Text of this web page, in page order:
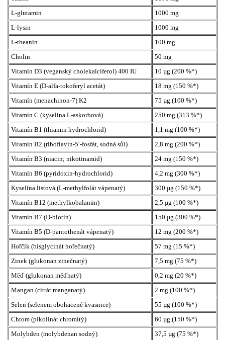
L-glutamin
1000 mg
L-lysin
1000 mg
L-theanin
100 mg
Cholin
50 mg
Vitamín D3 (veganský cholekalciferol) 400 IU
10 µg (200 %*)
Vitamín E (D-alfa-tokoferyl acetát)
18 mg (150 %*)
Vitamín (menachinon-7) K2
75 µg (100 %*)
Vitamín C (kyselina L-askorbová)
250 mg (313 %*)
Vitamín B1 (thiamin hydrochlorid)
1,1 mg (100 %*)
Vitamín B2 (riboflavin-5′-fosfát, sodná sůl)
2,8 mg (200 %*)
Vitamín B3 (niacin; nikotinamid)
24 mg (150 %*)
Vitamín B6 (pyridoxin-hydrochlorid)
4,2 mg (300 %*)
Kyselina listová (L-methylfolát vápenatý)
300 µg (150 %*)
Vitamín B12 (methylkobalamin)
2,5 µg (100 %*)
Vitamín B7 (D-biotin)
150 µg (300 %*)
Vitamín B5 (D-pantothenát vápenatý)
12 mg (200 %*)
Hořčík (bisglycinát hořečnatý)
57 mg (15 %*)
Zinek (glukonan zinečnatý)
7,5 mg (75 %*)
Měď (glukonan měďnatý)
0,2 mg (20 %*)
Mangan (citrát manganatý)
2 mg (100 %*)
Selen (selenem obohacené kvasnice)
55 µg (100 %*)
Chrom (pikolinát chromitý)
60 µg (150 %*)
Molybden (molybdenan sodný)
37,5 µg (75 %*)